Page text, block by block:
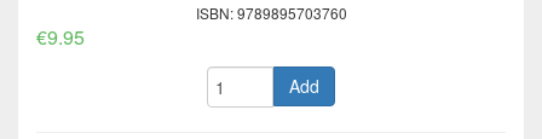
ISBN: 9789895703760
€9.95
Add